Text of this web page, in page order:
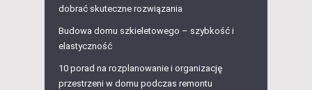
dobrać skuteczne rozwiązania
Budowa domu szkieletowego – szybkość i
elastyczność
10 porad na rozplanowanie i organizację
przestrzeni w domu podczas remontu